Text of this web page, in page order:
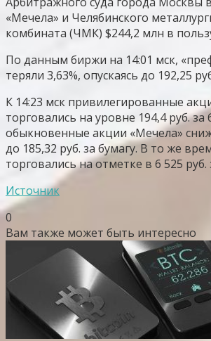
«Мечела» и Челябинского
комбината (ЧМК) $244,2 млн в
По данным биржи на 14:01 мск,
теряли 3,63%, опускаясь до 192,25
К 14:23 мск привилегированные
торговались на уровне 194,4 руб. за
обыкновенные акции «Мечела»
до 185,32 руб. за бумагу. В то же
торговались на отметке в 6 525 руб.
Источник
0
Вам также может быть интересно